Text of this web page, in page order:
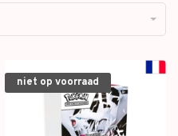
niet op voorraad